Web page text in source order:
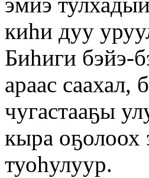
киһи дуу
Биһиги бэйэ-
араас
чугастааҕы
кыра оҕолоох
туоһулуур.